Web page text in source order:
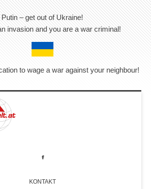
Putin – get out of Ukraine!
invasion and you are a war criminal!
to wage a war against your neighbour!
KONTAKT